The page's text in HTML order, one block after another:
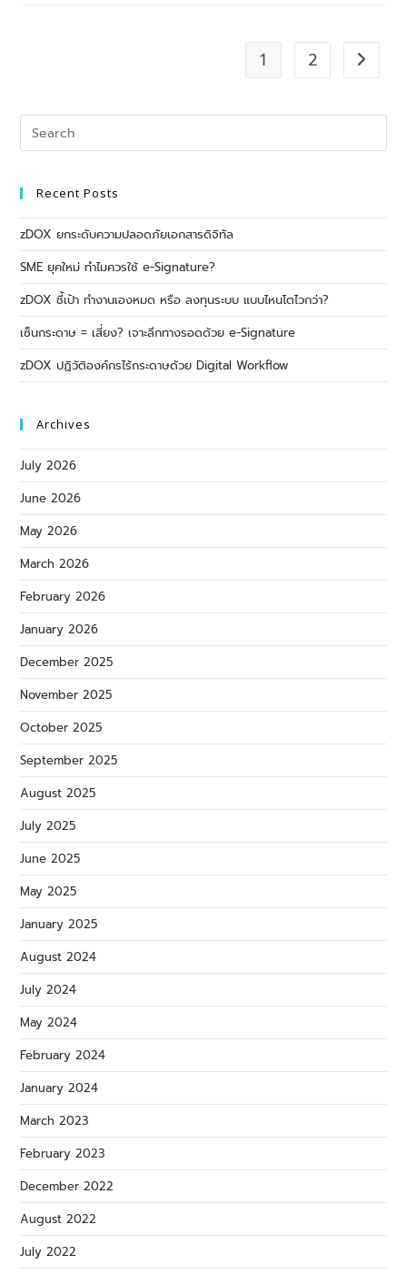
1 2
Recent Posts
zDOX ยกระดับความปลอดภัยเอกสารดิจิทัล
SME ยุคใหม่ ทำไมควรใช้ e-Signature?
zDOX ชี้เป้า ทำงานเองหมด หรือ ลงทุนระบบ แบบไหนโตไวกว่า?
เซ็นกระดาษ = เสี่ยง? เจาะลึกทางรอดด้วย e-Signature
zDOX ปฏิวัติองค์กรไร้กระดาษด้วย Digital Workflow
Archives
July 2026
June 2026
May 2026
March 2026
February 2026
January 2026
December 2025
November 2025
October 2025
September 2025
August 2025
July 2025
June 2025
May 2025
January 2025
August 2024
July 2024
May 2024
February 2024
January 2024
March 2023
February 2023
December 2022
August 2022
July 2022